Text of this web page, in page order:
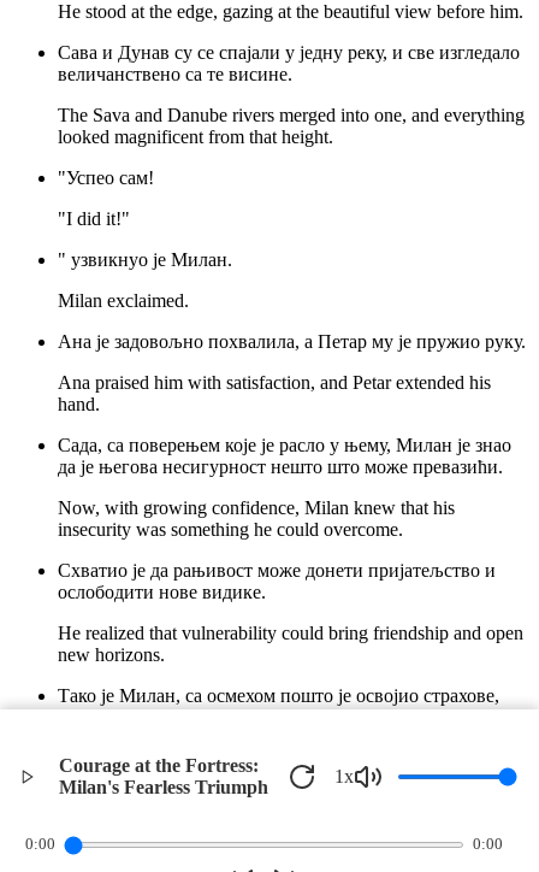
Courage at the Fortress:
Milan's Fearless Triumph
1x
0:00 0:00
He stood at the edge, gazing at the beautiful view before him.
Сава и Дунав су се спајали у једну реку, и све изгледало
величанствено са те висине.
The Sava and Danube rivers merged into one, and everything
looked magnificent from that height.
"Успео сам!
"I did it!"
" узвикнуо је Милан.
Milan exclaimed.
Ана је задовољно похвалила, а Петар му је пружио руку.
Ana praised him with satisfaction, and Petar extended his
hand.
Сада, са поверењем које је расло у њему, Милан је знао
да је његова несигурност нешто што може превазићи.
Now, with growing confidence, Milan knew that his
insecurity was something he could overcome.
Схватио је да рањивост може донети пријатељство и
ослободити нове видике.
He realized that vulnerability could bring friendship and open
new horizons.
Тако је Милан, са осмехом пошто је освојио страхове,
Thus, with a smile after conquering his fears, Milan set off
with his friends toward new adventures.
Privacy Policy